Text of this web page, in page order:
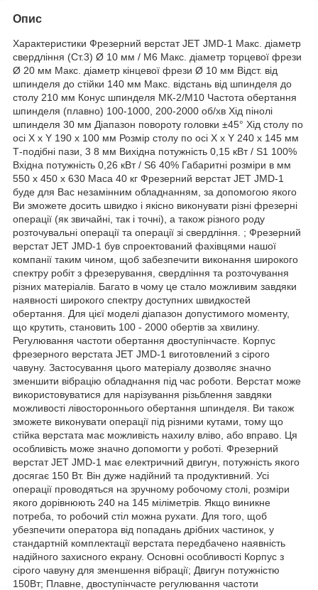
Опис
Характеристики Фрезерний верстат JET JMD-1 Макс. діаметр
свердління (Ст.3) Ø 10 мм / М6 Макс. діаметр торцевої фрези
Ø 20 мм Макс. діаметр кінцевої фрези Ø 10 мм Відст. від
шпинделя до стійки 140 мм Макс. відстань від шпинделя до
столу 210 мм Конус шпинделя МК-2/М10 Частота обертання
шпинделя (плавно) 100-1000, 200-2000 об/хв Хід пінолі
шпинделя 30 мм Діапазон повороту головки ±45° Хід столу по
осі Х х Y 190 х 100 мм Розмір столу по осі X x Y 240 x 145 мм
Т-подібні пази, 3 8 мм Вихідна потужність 0,15 кВт / S1 100%
Вхідна потужність 0,26 кВт / S6 40% Габаритні розміри в мм
550 х 450 х 630 Маса 40 кг Фрезерний верстат JET JMD-1
буде для Вас незамінним обладнанням, за допомогою якого
Ви зможете досить швидко і якісно виконувати різні фрезерні
операції (як звичайні, так і точні), а також різного роду
розточувальні операції та операції зі свердління. ; Фрезерний
верстат JET JMD-1 був спроектований фахівцями нашої
компанії таким чином, щоб забезпечити виконання широкого
спектру робіт з фрезерування, свердління та розточування
різних матеріалів. Багато в чому це стало можливим завдяки
наявності широкого спектру доступних швидкостей
обертання. Для цієї моделі діапазон допустимого моменту,
що крутить, становить 100 - 2000 обертів за хвилину.
Регулювання частоти обертання двоступінчасте. Корпус
фрезерного верстата JET JMD-1 виготовлений з сірого
чавуну. Застосування цього матеріалу дозволяє значно
зменшити вібрацію обладнання під час роботи. Верстат може
використовуватися для нарізування різьблення завдяки
можливості лівостороннього обертання шпинделя. Ви також
зможете виконувати операції під різними кутами, тому що
стійка верстата має можливість нахилу вліво, або вправо. Ця
особливість може значно допомогти у роботі. Фрезерний
верстат JET JMD-1 має електричний двигун, потужність якого
досягає 150 Вт. Він дуже надійний та продуктивний. Усі
операції проводяться на зручному робочому столі, розміри
якого дорівнюють 240 на 145 міліметрів. Якщо виникне
потреба, то робочий стіл можна рухати. Для того, щоб
убезпечити оператора від попадань дрібних частинок, у
стандартній комплектації верстата передбачено наявність
надійного захисного екрану. Основні особливості Корпус з
сірого чавуну для зменшення вібрації; Двигун потужністю
150Вт; Плавне, двоступінчасте регулювання частоти